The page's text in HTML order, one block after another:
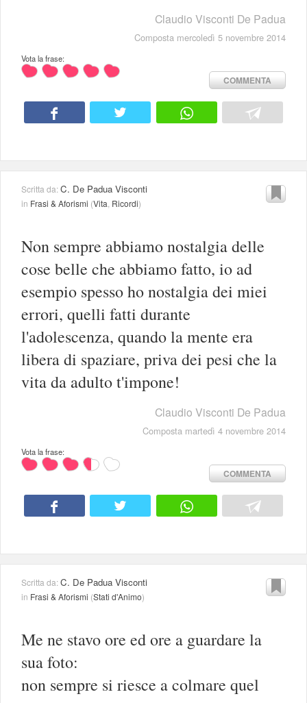
Claudio Visconti De Padua
Composta mercoledì 5 novembre 2014
Vota la frase:
COMMENTA
Scritta da:C. De Padua Visconti
in Frasi & Aforismi (Vita Ricordi)
Non sempre abbiamo nostalgia delle
cose belle che abbiamo fatto, io ad
esempio spesso ho nostalgia dei miei
errori, quelli fatti durante
l'adolescenza, quando la mente era
libera di spaziare, priva dei pesi che la
vita da adulto t'impone!
Claudio Visconti De Padua
Composta martedì 4 novembre 2014
Vota la frase:
COMMENTA
Scritta da:C. De Padua Visconti
in Frasi & Aforismi (Stati d'Animo)
Me ne stavo ore ed ore a guardare la
sua foto:
non sempre si riesce a colmare quel